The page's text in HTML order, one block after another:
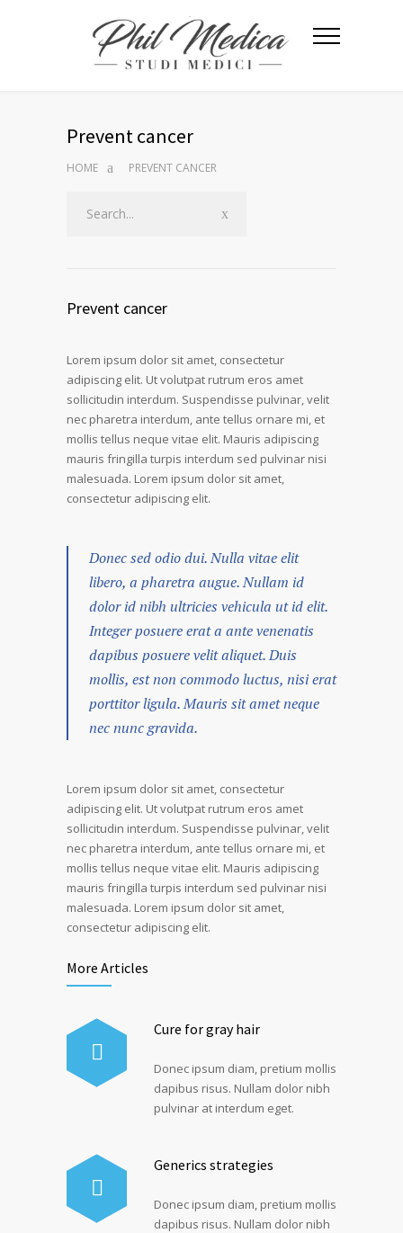
Prevent cancer
HOME PREVENT CANCER
Prevent cancer
Lorem ipsum dolor sit amet, consectetur
adipiscing elit. Ut volutpat rutrum eros amet
sollicitudin interdum. Suspendisse pulvinar, velit
nec pharetra interdum, ante tellus ornare mi, et
mollis tellus neque vitae elit. Mauris adipiscing
mauris fringilla turpis interdum sed pulvinar nisi
malesuada. Lorem ipsum dolor sit amet,
consectetur adipiscing elit.
Donec sed odio dui. Nulla vitae elit
libero, a pharetra augue. Nullam id
dolor id nibh ultricies vehicula ut id elit.
Integer posuere erat a ante venenatis
dapibus posuere velit aliquet. Duis
mollis, est non commodo luctus, nisi erat
porttitor ligula. Mauris sit amet neque
nec nunc gravida.
Lorem ipsum dolor sit amet, consectetur
adipiscing elit. Ut volutpat rutrum eros amet
sollicitudin interdum. Suspendisse pulvinar, velit
nec pharetra interdum, ante tellus ornare mi, et
mollis tellus neque vitae elit. Mauris adipiscing
mauris fringilla turpis interdum sed pulvinar nisi
malesuada. Lorem ipsum dolor sit amet,
consectetur adipiscing elit.
More Articles
Cure for gray hair
Donec ipsum diam, pretium mollis
dapibus risus. Nullam dolor nibh
pulvinar at interdum eget.
Generics strategies
Donec ipsum diam, pretium mollis
dapibus risus. Nullam dolor nibh